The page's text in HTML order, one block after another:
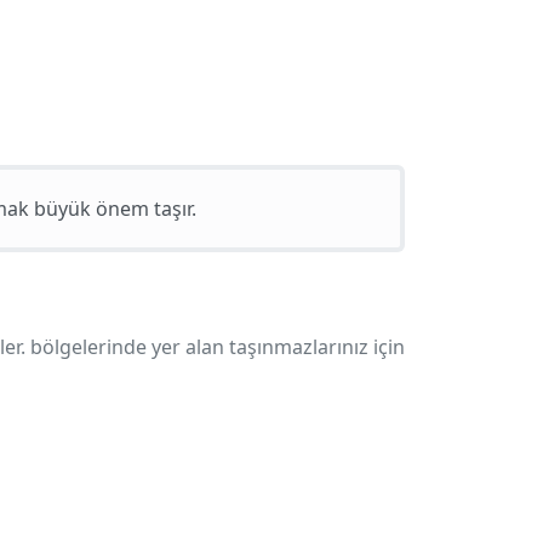
büyük önem taşır.
bölgelerinde yer alan taşınmazlarınız için